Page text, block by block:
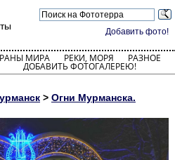
Добавить фото!
МИРА РЕКИ, МОРЯ РАЗНОЕ
ДОБАВИТЬ ФОТОГАЛЕРЕЮ!
> Огни Мурманска.